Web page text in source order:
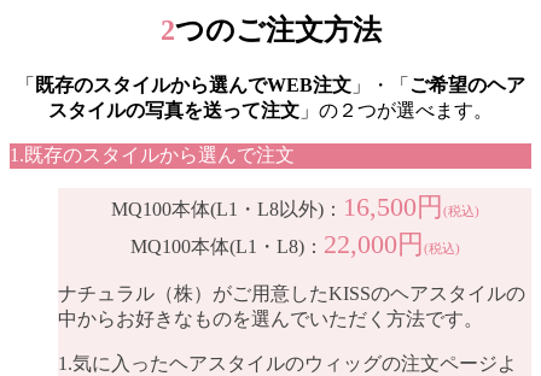
2つのご注文方法
「 既存のスタイルから選んでWEB注文 」・「 ご希望のヘア
スタイルの写真を送って注文 」の２つが選べます。
1.既存のスタイルから選んで注文
MQ100本体(L1・L8以外)： 16,500円 (税込)
MQ100本体(L1・L8)： 22,000円 (税込)
ナチュラル（株）がご用意したKISSのヘアスタイルの
中からお好きなものを選んでいただく方法です。
1.気に入ったヘアスタイルのウィッグの注文ページよ